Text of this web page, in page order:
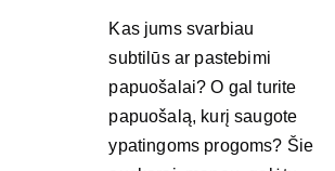
Kas jums svarbiau
subtilūs ar pastebimi
papuošalai? O gal turite
papuošalą, kurį saugote
ypatingoms progoms? Šie